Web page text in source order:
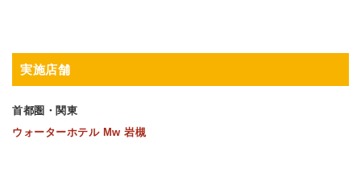
実施店舗
首都圏・関東
ウォーターホテル Mw 岩槻